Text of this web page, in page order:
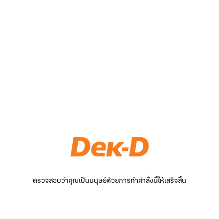
ตรวจสอบว่าคุณเป็นมนุษย์ด้วยการทำคำสั่งนี้ให้เสร็จสิ้น